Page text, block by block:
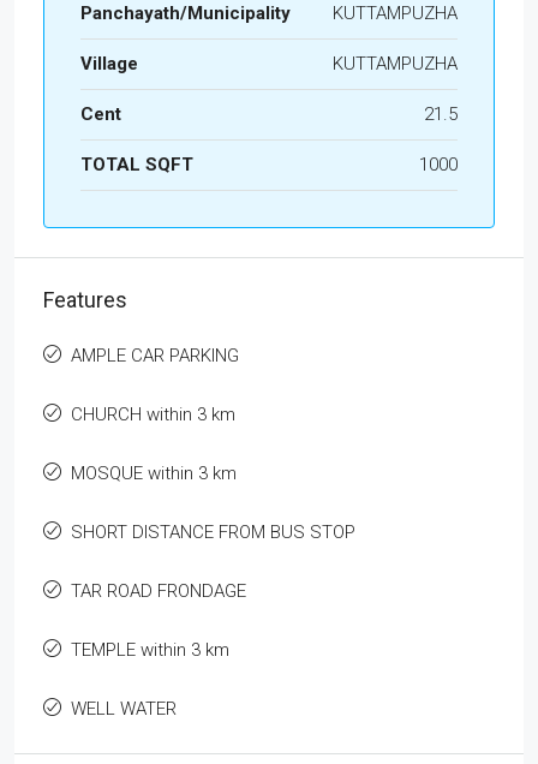
Panchayath/Municipality KUTTAMPUZHA
Village KUTTAMPUZHA
Cent 21.5
TOTAL SQFT 1000
Features
AMPLE CAR PARKING
CHURCH within 3 km
MOSQUE within 3 km
SHORT DISTANCE FROM BUS STOP
TAR ROAD FRONDAGE
TEMPLE within 3 km
WELL WATER